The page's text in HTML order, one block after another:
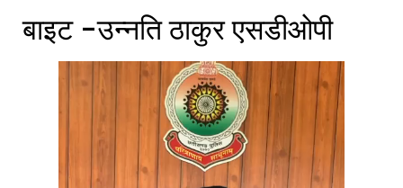
बाइट -उन्नति ठाकुर एसडीओपी